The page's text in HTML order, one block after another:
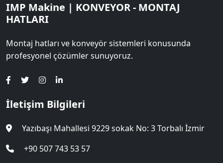
IMP Makine | KONVEYOR - MONTAJ
HATLARI
Montaj hatları ve konveyör sistemleri konusunda
profesyonel çözümler sunuyoruz.
İletişim Bilgileri
Yazıbaşı Mahallesi 9229 sokak No: 3 Torbalı İzmir
+90 507 743 53 57